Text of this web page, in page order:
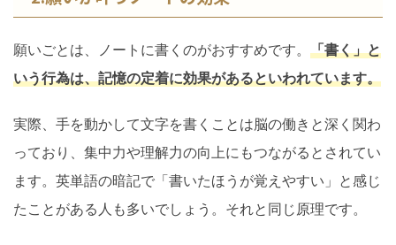
願いごとは、ノートに書くのがおすすめです。 「書く」と
いう行為は、記憶の定着に効果があるといわれています。
実際、手を動かして文字を書くことは脳の働きと深く関わ
っており、集中力や理解力の向上にもつながるとされてい
ます。英単語の暗記で「書いたほうが覚えやすい」と感じ
たことがある人も多いでしょう。それと同じ原理です。